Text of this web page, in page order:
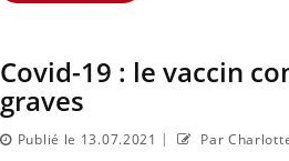
Covid-19 : le vaccin
graves
Publié le 13.07.2021 | Par